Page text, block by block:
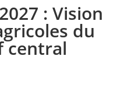
: Vision
du
central